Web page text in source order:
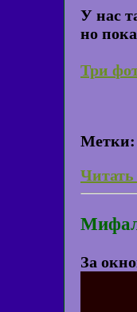
У нас
но
Три
Метки:
За